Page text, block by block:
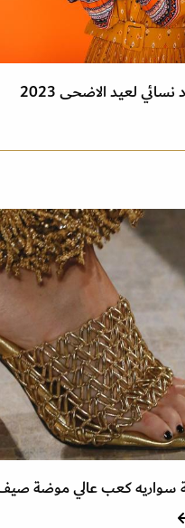
لعيد الاضحى 2023
سواريه كعب عالي موضة صيف